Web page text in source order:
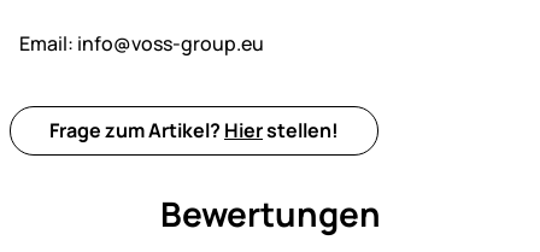
Email: info@voss-group.eu
Frage zum Artikel? Hierstellen!
Bewertungen